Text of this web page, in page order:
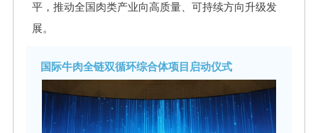
平，推动全国肉类产业向高质量、可持续方向升级发
展。
国际牛肉全链双循环综合体项目启动仪式